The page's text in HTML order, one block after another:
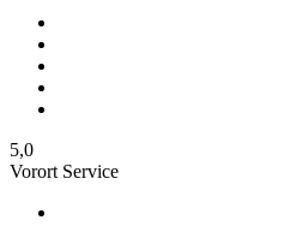
5,0
Vorort Service